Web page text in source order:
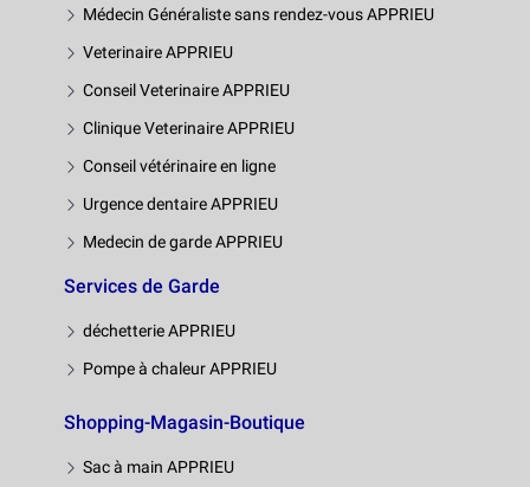
Médecin Généraliste sans rendez-vous APPRIEU
Veterinaire APPRIEU
Conseil Veterinaire APPRIEU
Clinique Veterinaire APPRIEU
Conseil vétérinaire en ligne
Urgence dentaire APPRIEU
Medecin de garde APPRIEU
Services de Garde
déchetterie APPRIEU
Pompe à chaleur APPRIEU
Shopping-Magasin-Boutique
Sac à main APPRIEU